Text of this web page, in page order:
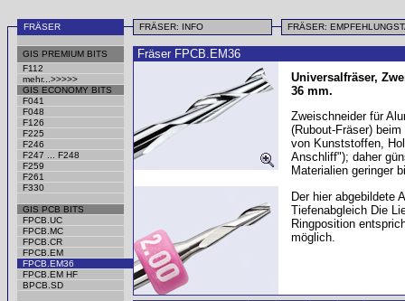
FRÄSER FRÄSER: INFO FRÄSER:
GIS PREMIUM BITS
F112
mehr...>>>>>
GIS ECONOMY BITS
F041
F048
F126
F225
F246
F247 ... F248
F259
F261
F330
GIS PCB BITS
FPCB.UC
FPCB.MC
FPCB.CR
FPCB.EM
FPCB.EM36
FPCB.EM HF
BPCB.SD
Fräser FPCB.EM36
Universalfräser,
36 mm.
Zweischneider für
(Rubout-Fräser)
von Kunststoffen,
Anschliff"); daher
Materialien geringer
Der hier abgebildete
Tiefenabgleich Die
Ringposition
möglich.